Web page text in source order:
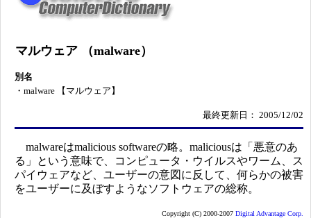
マルウェア （malware）
別名
・ malware 【マルウェア】
最終更新日： 2005/12/02
malwareはmalicious softwareの略。maliciousは「悪意のあ
る」という意味で、コンピュータ・ウイルスやワーム、ス
パイウェアなど、ユーザーの意図に反して、何らかの被害
をユーザーに及ぼすようなソフトウェアの総称。
Copyright (C) 2000-2007 Digital Advantage Corp.